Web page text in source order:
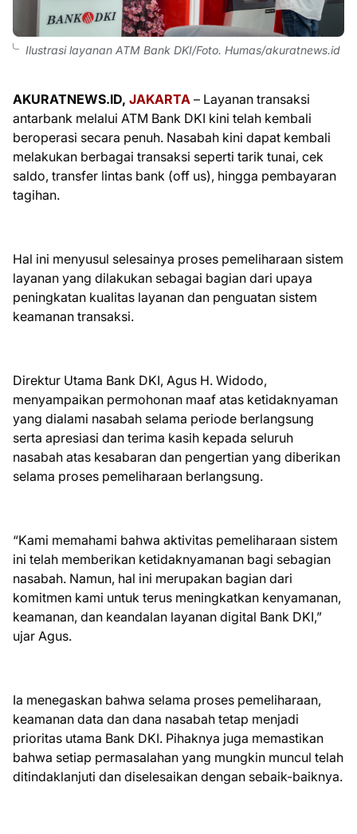
Ilustrasi layanan ATM Bank DKI/Foto. Humas/akuratnews.id
AKURATNEWS.ID, JAKARTA – Layanan transaksi
antarbank melalui ATM Bank DKI kini telah kembali
beroperasi secara penuh. Nasabah kini dapat kembali
melakukan berbagai transaksi seperti tarik tunai, cek
saldo, transfer lintas bank (off us), hingga pembayaran
tagihan.
Hal ini menyusul selesainya proses pemeliharaan sistem
layanan yang dilakukan sebagai bagian dari upaya
peningkatan kualitas layanan dan penguatan sistem
keamanan transaksi.
Direktur Utama Bank DKI, Agus H. Widodo,
menyampaikan permohonan maaf atas ketidaknyaman
yang dialami nasabah selama periode berlangsung
serta apresiasi dan terima kasih kepada seluruh
nasabah atas kesabaran dan pengertian yang diberikan
selama proses pemeliharaan berlangsung.
“Kami memahami bahwa aktivitas pemeliharaan sistem
ini telah memberikan ketidaknyamanan bagi sebagian
nasabah. Namun, hal ini merupakan bagian dari
komitmen kami untuk terus meningkatkan kenyamanan,
keamanan, dan keandalan layanan digital Bank DKI,”
ujar Agus.
Ia menegaskan bahwa selama proses pemeliharaan,
keamanan data dan dana nasabah tetap menjadi
prioritas utama Bank DKI. Pihaknya juga memastikan
bahwa setiap permasalahan yang mungkin muncul telah
ditindaklanjuti dan diselesaikan dengan sebaik-baiknya.